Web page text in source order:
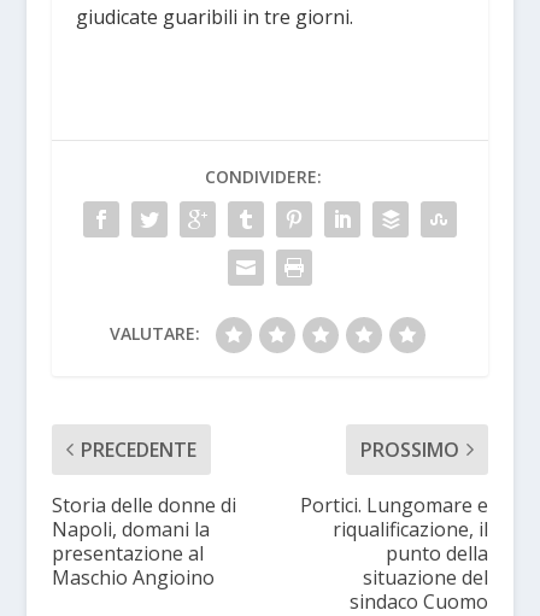
giudicate guaribili in tre giorni.
CONDIVIDERE:
VALUTARE:
PRECEDENTE
Storia delle donne di
Napoli, domani la
presentazione al
Maschio Angioino
PROSSIMO
Portici. Lungomare e
riqualificazione, il
punto della
situazione del
sindaco Cuomo